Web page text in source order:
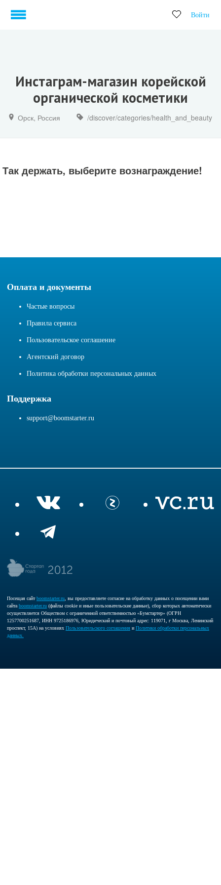
Войти
Инстаграм-магазин корейской
органической косметики
Орск, Россия /discover/categories/health_and_beauty
Так держать, выберите вознаграждение!
Оплата и документы
Частые вопросы
Правила сервиса
Пользовательское соглашение
Агентский договор
Политика обработки персональных данных
Поддержка
support@boomstarter.ru
Посещая сайтboomstarter.ru , вы предоставляете согласие на обработку данных о посещении вами
сайта boomstarter.ru (файлы cookie и иные пользовательские данные), сбор которых автоматически
осуществляется Обществом с ограниченной ответственностью «Бумстартер» (ОГРН
1257700251687, ИНН 9725186976, Юридический и почтовый адрес: 119071, г Москва, Ленинский
проспект, 15А) на условиях Пользовательского соглашения и Политики обработки персональных
данных.